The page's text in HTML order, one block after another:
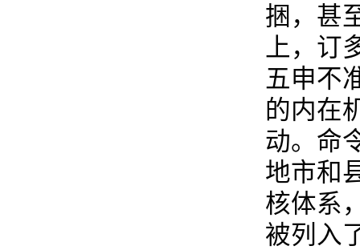
捆，甚
上，
五申不
的内在
动。命
地市和
核体系
被列入